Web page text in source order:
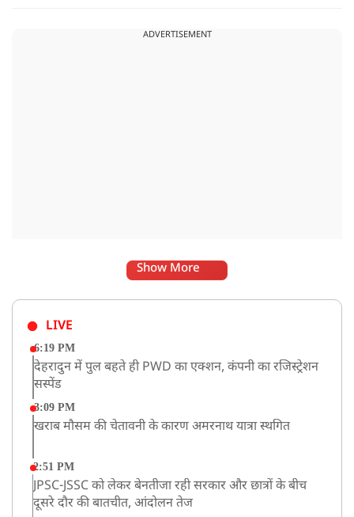
मानकों का पालन किया जा रहा है.ADVERTISEMENT
Show More
LIVE
6:19 PM
देहरादुन में पुल बहते ही PWD का एक्शन, कंपनी का रजिस्ट्रेशन
सस्पेंड
3:09 PM
खराब मौसम की चेतावनी के कारण अमरनाथ यात्रा स्थगित
2:51 PM
JPSC-JSSC को लेकर बेनतीजा रही सरकार और छात्रों के बीच
दूसरे दौर की बातचीत, आंदोलन तेज